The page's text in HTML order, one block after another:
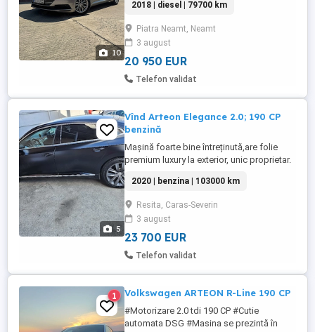
10
cu grijă. Perfectă atât pentru business cât
si personal. cu un consum excelent si
design premium. Informaţii tehnice: An:
2018 Kilometri: 79.700 km reali, rulati în
regim extraurban Motorizare: ...
2018 | diesel | 79700 km
Piatra Neamt, Neamt
3 august
20 950 EUR
Telefon validat
5
Vînd Arteon Elegance 2.0; 190 CP
benzină
Mașină foarte bine întreținută,are folie
premium luxury la exterior, unic proprietar.
2020 | benzina | 103000 km
Resita, Caras-Severin
3 august
23 700 EUR
Telefon validat
1 Volkswagen ARTEON R-Line 190 CP
#Motorizare 2.0 tdi 190 CP #Cutie
automata DSG #Masina se prezintă în